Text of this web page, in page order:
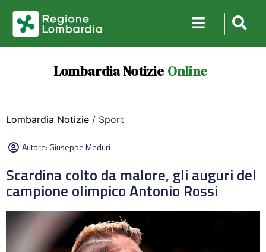
Lombardia Notizie Online
Lombardia Notizie / Sport
Autore:Giuseppe Meduri
Scardina colto da malore, gli auguri del
campione olimpico Antonio Rossi